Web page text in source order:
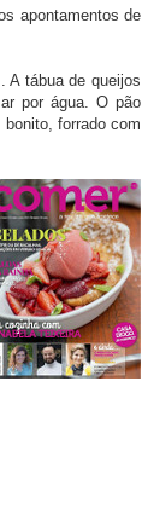
apontamentos de
A tábua de queijos
por água. O pão
forrado com